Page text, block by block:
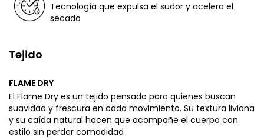
Tecnología que expulsa el sudor y acelera el
secado
Tejido
FLAME DRY
El Flame Dry es un tejido pensado para quienes buscan
suavidad y frescura en cada movimiento. Su textura liviana
y su caída natural hacen que acompañe el cuerpo con
estilo sin perder comodidad